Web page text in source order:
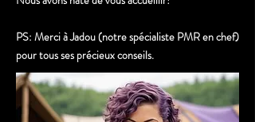
PS: Merci à Jadou (notre spécialiste PMR en chef)
pour tous ses précieux conseils.